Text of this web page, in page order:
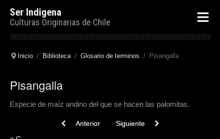
Ser Indigena
Culturas Originarias de Chile
Inicio Biblioteca Glosario de terminos Pisangalla
Pisangalla
Especie de maíz andino del que se hacen las palomitas.
Previous article: Pitrén
Anterior Next article: Pirca
Siguiente